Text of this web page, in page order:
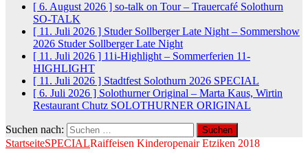
[ 6. August 2026 ] so-talk on Tour – Trauercafé Solothurn
SO-TALK
[ 11. Juli 2026 ] Studer Sollberger Late Night – Sommershow
2026 Studer Sollberger Late Night
[ 11. Juli 2026 ] 11i-Highlight – Sommerferien 11-
HIGHLIGHT
[ 11. Juli 2026 ] Stadtfest Solothurn 2026 SPECIAL
[ 6. Juli 2026 ] Solothurner Original – Marta Kaus, Wirtin
Restaurant Chutz SOLOTHURNER ORIGINAL
Suchen nach:
StartseiteSPECIALRaiffeisen Kinderopenair Etziken 2018